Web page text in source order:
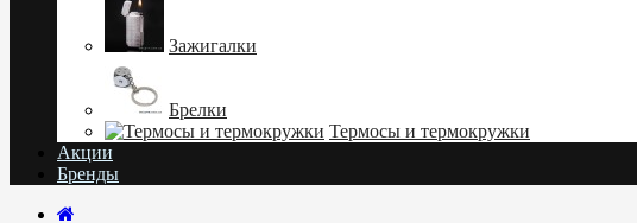
Зажигалки
Брелки
Термосы и термокружки
Акции
Бренды